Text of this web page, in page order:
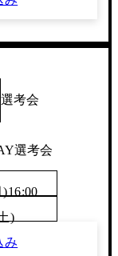
選考会
選考会
)
み